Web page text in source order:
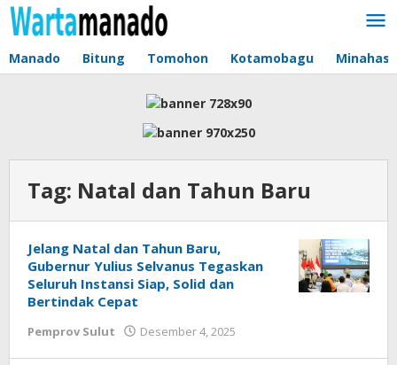
Lewati
ke
Manado Bitung Tomohon Kotamobagu Minahasa
Tag: Natal dan Tahun Baru
Jelang Natal dan Tahun Baru,
Gubernur Yulius Selvanus Tegaskan
Seluruh Instansi Siap, Solid dan
Bertindak Cepat
Pemprov Sulut Desember 4, 2025